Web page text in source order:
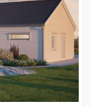
för klädvård.